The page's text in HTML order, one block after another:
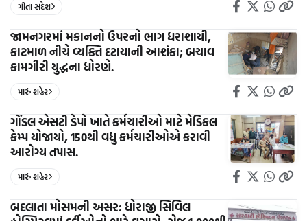
ગીતા સંદેશ
જામનગરમાં મકાનનો ઉપરનો ભાગ ધરાશાયી,
કાટમાળ નીચે વ્યક્તિ દટાયાની આશંકા; બચાવ
કામગીરી યુદ્ધના ધોરણે.
મારું શહેર
ગોંડલ એસટી ડેપો ખાતે કર્મચારીઓ માટે મેડિકલ
કેમ્પ યોજાયો, 150થી વધુ કર્મચારીઓએ કરાવી
આરોગ્ય તપાસ.
મારું શહેર
બદલાતા મોસમની અસર: ધોરાજી સિવિલ